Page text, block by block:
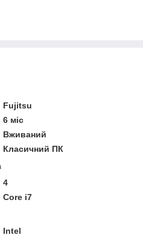
Fujitsu
6 міс
Вживаний
Класичний ПК
4
Core i7
Intel